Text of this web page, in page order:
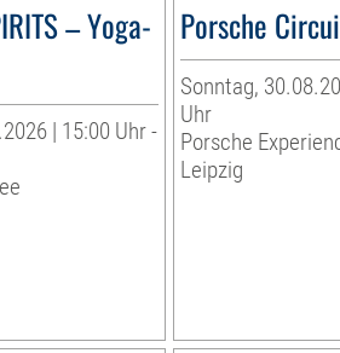
– Yoga-
| 15:00 Uhr -
Porsche
Sonntag,
Uhr
Porsche
Leipzig